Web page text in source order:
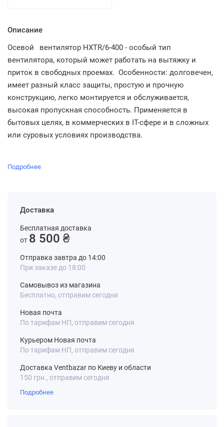
Описание
Осевой
вентилятор HXTR/6-400 - особый тип
вентилятора, который может работать на вытяжку и
приток в свободных проемах. Особенности: долговечен,
имеет разный класс защиты, простую и прочную
конструкцию, легко монтируется и обслуживается,
высокая пропускная способность. Применяется в
бытовых целях, в коммерческих в IT-сфере и в сложных
или суровых условиях производства.
Подробнее
Доставка
Бесплатная доставка
от 8 500 ₴
Отправка завтра до 14:00
При заказе до 18:00
Самовывоз из магазина
Бесплатно, отправим сегодня
Новая почта
По тарифам НП, отправим сегодня
Курьером Новая почта
По тарифам НП, отправим сегодня
Доставка Ventbazar по Киеву и области
150 грн., отправим сегодня
Подробнее